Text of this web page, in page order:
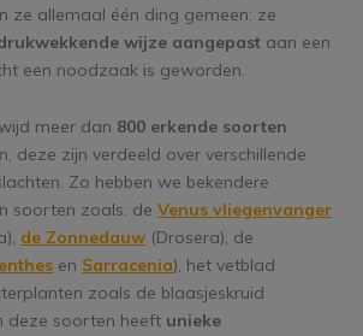
ze allemaal één ding gemeen: ze
wijze aangepast aan een
een noodzaak is geworden.
meer dan 800 erkende soorten
deze zijn verdeeld over verschillende
Zo hebben we bekendere
soorten zoals: de Venus vliegenvanger
de Zonnedauw (Drosera), de
en Sarracenia), het vetblad
zoals de blaasjeskruid
deze soorten heeft unieke